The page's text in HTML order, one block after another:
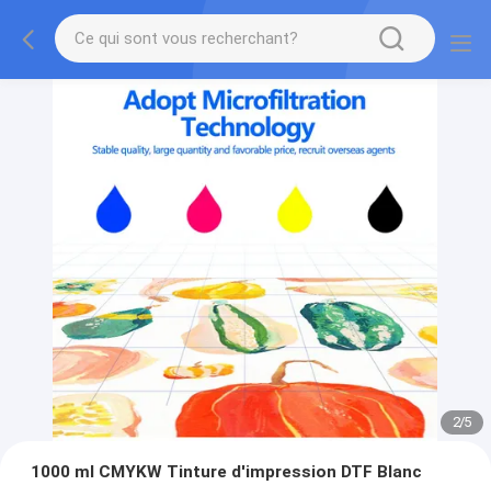
2/5
1000 ml CMYKW Tinture d'impression DTF Blanc